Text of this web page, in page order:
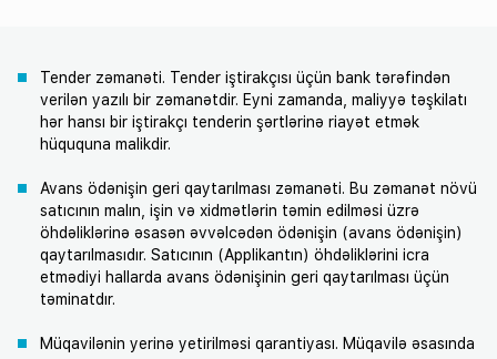
Tender zəmanəti. Tender iştirakçısı üçün bank tərəfindən
verilən yazılı bir zəmanətdir. Eyni zamanda, maliyyə təşkilatı
hər hansı bir iştirakçı tenderin şərtlərinə riayət etmək
hüququna malikdir.
Avans ödənişin geri qaytarılması zəmanəti. Bu zəmanət növü
satıcının malın, işin və xidmətlərin təmin edilməsi üzrə
öhdəliklərinə əsasən əvvəlcədən ödənişin (avans ödənişin)
qaytarılmasıdır. Satıcının (Applikantın) öhdəliklərini icra
etmədiyi hallarda avans ödənişinin geri qaytarılması üçün
təminatdır.
Müqavilənin yerinə yetirilməsi qarantiyası. Müqavilə əsasında